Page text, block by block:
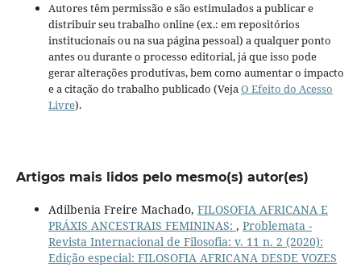
Autores têm permissão e são estimulados a publicar e
distribuir seu trabalho online (ex.: em repositórios
institucionais ou na sua página pessoal) a qualquer ponto
antes ou durante o processo editorial, já que isso pode
gerar alterações produtivas, bem como aumentar o impacto
e a citação do trabalho publicado (VejaO Efeito do Acesso
Livre).
Artigos mais lidos pelo mesmo(s) autor(es)
Adilbenia Freire Machado, FILOSOFIA AFRICANA E
PRÁXIS ANCESTRAIS FEMININAS: , Problemata -
Revista Internacional de Filosofia: v. 11 n. 2 (2020):
Edição especial: FILOSOFIA AFRICANA DESDE VOZES